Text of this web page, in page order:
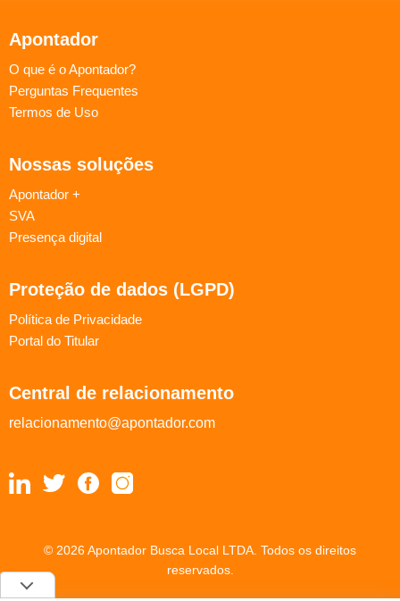
Apontador
O que é o Apontador?
Perguntas Frequentes
Termos de Uso
Nossas soluções
Apontador +
SVA
Presença digital
Proteção de dados (LGPD)
Política de Privacidade
Portal do Titular
Central de relacionamento
relacionamento@apontador.com
© 2026 Apontador Busca Local LTDA. Todos os direitos
reservados.